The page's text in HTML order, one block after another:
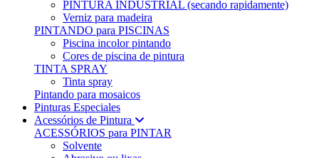
PINTURA INDUSTRIAL (secando rapidamente)
Verniz para madeira
PINTANDO para PISCINAS
Piscina incolor pintando
Cores de piscina de pintura
TINTA SPRAY
Tinta spray
Pintando para mosaicos
Pinturas Especiales
Acessórios de Pintura
ACESSÓRIOS para PINTAR
Solvente